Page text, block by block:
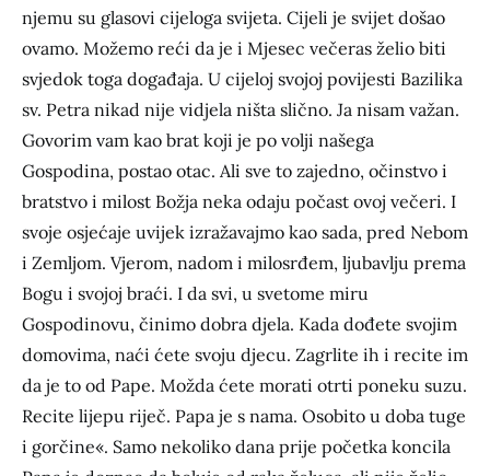
njemu su glasovi cijeloga svijeta. Cijeli je svijet došao
ovamo. Možemo reći da je i Mjesec večeras želio biti
svjedok toga događaja. U cijeloj svojoj povijesti Bazilika
sv. Petra nikad nije vidjela ništa slično. Ja nisam važan.
Govorim vam kao brat koji je po volji našega
Gospodina, postao otac. Ali sve to zajedno, očinstvo i
bratstvo i milost Božja neka odaju počast ovoj večeri. I
svoje osjećaje uvijek izražavajmo kao sada, pred Nebom
i Zemljom. Vjerom, nadom i milosrđem, ljubavlju prema
Bogu i svojoj braći. I da svi, u svetome miru
Gospodinovu, činimo dobra djela. Kada dođete svojim
domovima, naći ćete svoju djecu. Zagrlite ih i recite im
da je to od Pape. Možda ćete morati otrti poneku suzu.
Recite lijepu riječ. Papa je s nama. Osobito u doba tuge
i gorčine«. Samo nekoliko dana prije početka koncila